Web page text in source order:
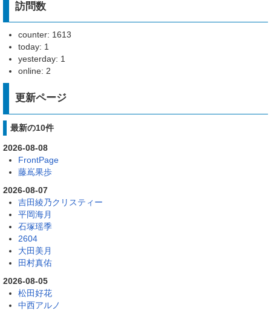
訪問数
counter: 1613
today: 1
yesterday: 1
online: 2
更新ページ
最新の10件
2026-08-08
FrontPage
藤嶌果歩
2026-08-07
吉田綾乃クリスティー
平岡海月
石塚瑶季
2604
大田美月
田村真佑
2026-08-05
松田好花
中西アルノ